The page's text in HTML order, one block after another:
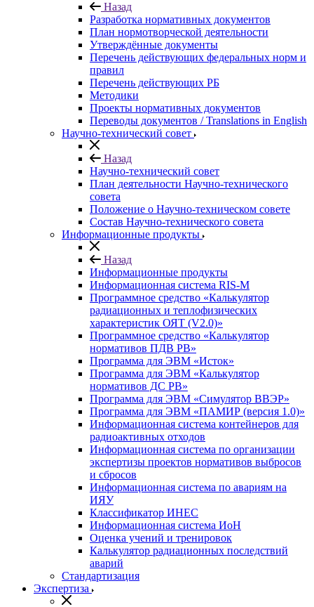
Назад
Разработка нормативных документов
План нормотворческой деятельности
Утверждённые документы
Перечень действующих федеральных норм и
правил
Перечень действующих РБ
Методики
Проекты нормативных документов
Переводы документов / Translations in English
Научно-технический совет
Назад
Научно-технический совет
План деятельности Научно-технического
совета
Положение о Научно-техническом совете
Состав Научно-технического совета
Информационные продукты
Назад
Информационные продукты
Информационная система RIS-M
Программное средство «Калькулятор
радиационных и теплофизических
характеристик ОЯТ (V2.0)»
Программное средство «Калькулятор
нормативов ПДВ РВ»
Программа для ЭВМ «Исток»
Программа для ЭВМ «Калькулятор
нормативов ДС РВ»
Программа для ЭВМ «Симулятор ВВЭР»
Программа для ЭВМ «ПАМИР (версия 1.0)»
Информационная система контейнеров для
радиоактивных отходов
Информационная система по организации
экспертизы проектов нормативов выбросов
и сбросов
Информационная система по авариям на
ИЯУ
Классификатор ИНЕС
Информационная система ИоН
Оценка учений и тренировок
Калькулятор радиационных последствий
аварий
Стандартизация
Экспертиза